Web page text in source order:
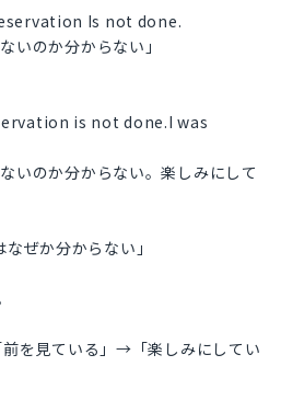
Is not done.
いのか分からない」
is not done.I was
いのか分からない。楽しみにして
ぜか分からない」
見ている」→「楽しみにしてい